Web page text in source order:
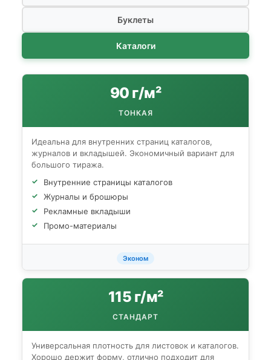
Буклеты
Каталоги
90 г/м²
ТОНКАЯ
Идеальна для внутренних страниц каталогов,
журналов и вкладышей. Экономичный вариант для
большого тиража.
Внутренние страницы каталогов
Журналы и брошюры
Рекламные вкладыши
Промо-материалы
Эконом
115 г/м²
СТАНДАРТ
Универсальная плотность для листовок и каталогов.
Хорошо держит форму, отлично подходит для